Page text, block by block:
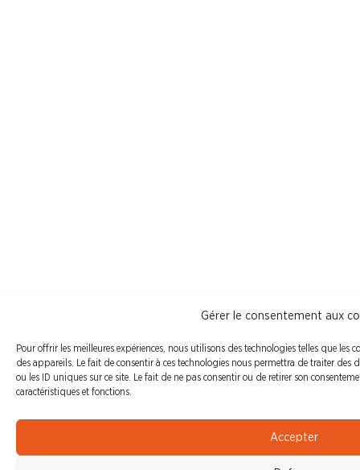
Gérer le consentement aux
Pour offrir les meilleures expériences, nous utilisons des technologies telles que les
des appareils. Le fait de consentir à ces technologies nous permettra de traiter
ou les ID uniques sur ce site. Le fait de ne pas consentir ou de retirer son
caractéristiques et fonctions.
Accepter